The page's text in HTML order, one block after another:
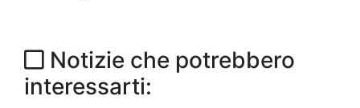
Notizie che potrebbero
interessarti: